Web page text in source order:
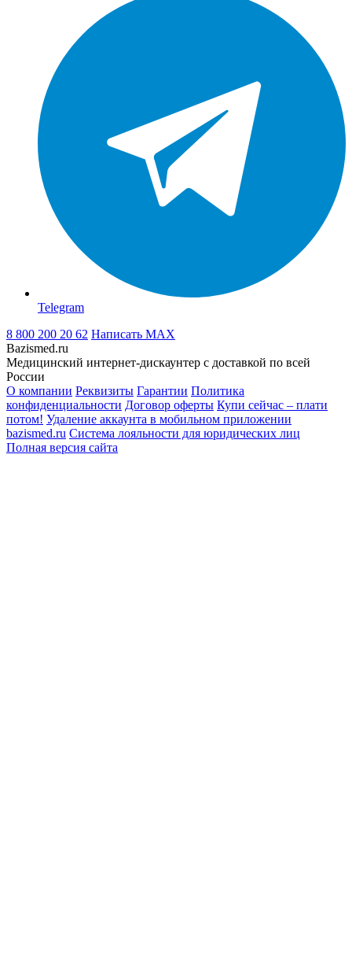
Telegram
8 800 200 20 62 Написать MAX
Bazismed.ru
Медицинский интернет-дискаунтер с доставкой по всей
России
О компании Реквизиты Гарантии Политика
конфиденциальности Договор оферты Купи сейчас – плати
потом! Удаление аккаунта в мобильном приложении
bazismed.ru Система лояльности для юридических лиц
Полная версия сайта